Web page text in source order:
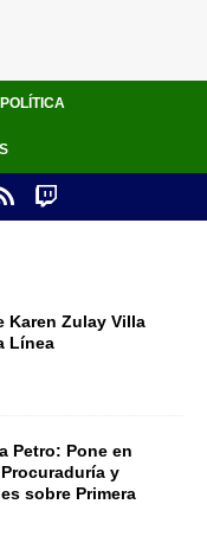
POLÍTICA
Karen Zulay Villa
Línea
Petro: Pone en
y
sobre Primera